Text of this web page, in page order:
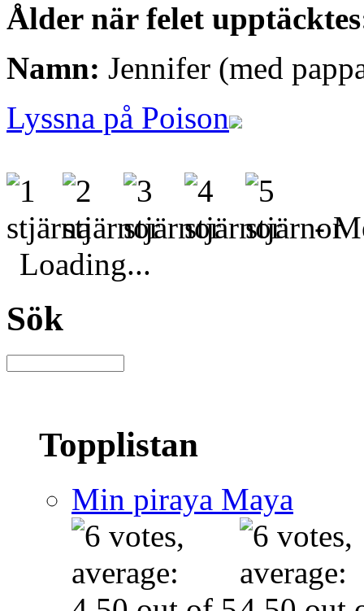
Ålder när felet
Namn: Jennifer (med
Lyssna på Poison
-
Loading...
Sök
Topplistan
Min piraya Maya